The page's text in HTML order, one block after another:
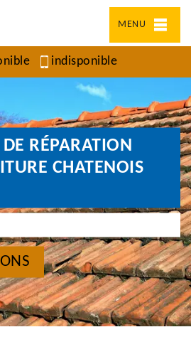
MENU
indisponible
RÉPARATION
CHATENOIS